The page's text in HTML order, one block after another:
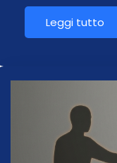
Leggi tutto